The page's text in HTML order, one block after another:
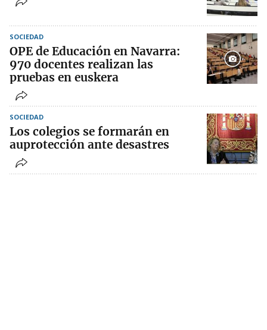
SOCIEDAD
OPE de Educación en Navarra:
970 docentes realizan las
pruebas en euskera
SOCIEDAD
Los colegios se formarán en
auprotección ante desastres